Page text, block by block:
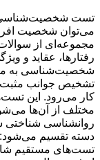
تست شخصیت‌شناسی
می‌توان شخصیت
مجموعه‌ای از
رفتارها، عقاید و
شخصیت‌شناسی به
تشخیص جوانب
کار می‌رود. این
مختلف از آن‌ها
روانشناسی
دسته تقسیم
تست‌های مستقیم